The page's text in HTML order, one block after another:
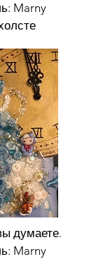
Marny
думаете.
Marny